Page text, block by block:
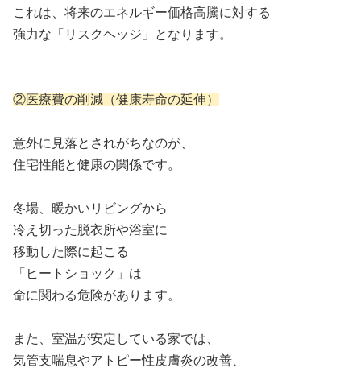
これは、将来のエネルギー価格高騰に対する
強力な「リスクヘッジ」となります。
②医療費の削減（健康寿命の延伸）
意外に見落とされがちなのが、
住宅性能と健康の関係です。
冬場、暖かいリビングから
冷え切った脱衣所や浴室に
移動した際に起こる
「ヒートショック」は
命に関わる危険があります。
また、室温が安定している家では、
気管支喘息やアトピー性皮膚炎の改善、